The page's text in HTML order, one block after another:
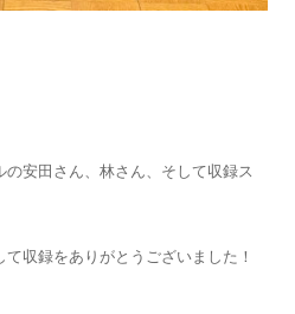
の安田さん、林さん、そして収録ス
収録をありがとうございました！